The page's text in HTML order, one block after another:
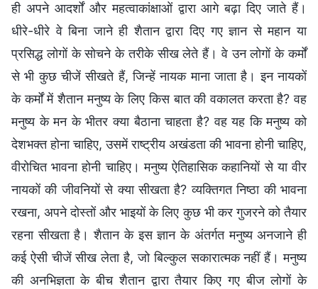
ही अपने आदर्शों और महत्वाकांक्षाओं द्वारा आगे बढ़ा दिए जाते हैं।
धीरे-धीरे वे बिना जाने ही शैतान द्वारा दिए गए ज्ञान से महान या
प्रसिद्ध लोगों के सोचने के तरीके सीख लेते हैं। वे उन लोगों के कर्मों
से भी कुछ चीजें सीखते हैं, जिन्हें नायक माना जाता है। इन नायकों
के कर्मों में शैतान मनुष्य के लिए किस बात की वकालत करता है? वह
मनुष्य के मन के भीतर क्या बैठाना चाहता है? वह यह कि मनुष्य को
देशभक्त होना चाहिए, उसमें राष्ट्रीय अखंडता की भावना होनी चाहिए,
वीरोचित भावना होनी चाहिए। मनुष्य ऐतिहासिक कहानियों से या वीर
नायकों की जीवनियों से क्या सीखता है? व्यक्तिगत निष्ठा की भावना
रखना, अपने दोस्‍तों और भाइयों के लिए कुछ भी कर गुजरने को तैयार
रहना सीखता है। शैतान के इस ज्ञान के अंतर्गत मनुष्य अनजाने ही
कई ऐसी चीजें सीख लेता है, जो बिल्‍कुल सकारात्‍मक नहीं हैं। मनुष्य
की अनभिज्ञता के बीच शैतान द्वारा तैयार किए गए बीज लोगों के